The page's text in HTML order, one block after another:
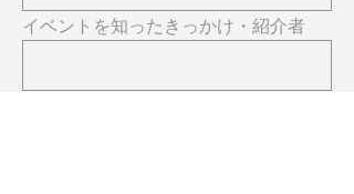
イベントを知ったきっかけ・紹介者